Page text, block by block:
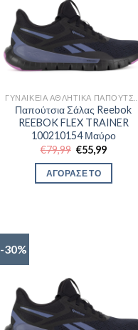
Παπούτσια Σάλας Reebok
REEBOK FLEX TRAINER
100210154 Μαύρο
€79,99 Original
price
was:
€79,99.
€55,99Η
ΑΓΟΡΑΣΕ ΤΟ
-30%